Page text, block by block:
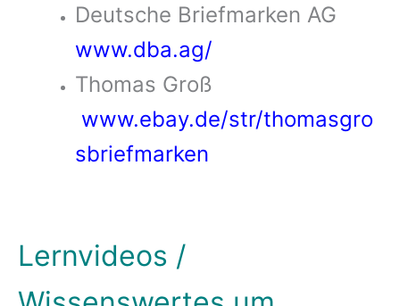
Deutsche Briefmarken AG
www.dba.ag/
Thomas Groß
www.ebay.de/str/thomasgro
sbriefmarken
Lernvideos /